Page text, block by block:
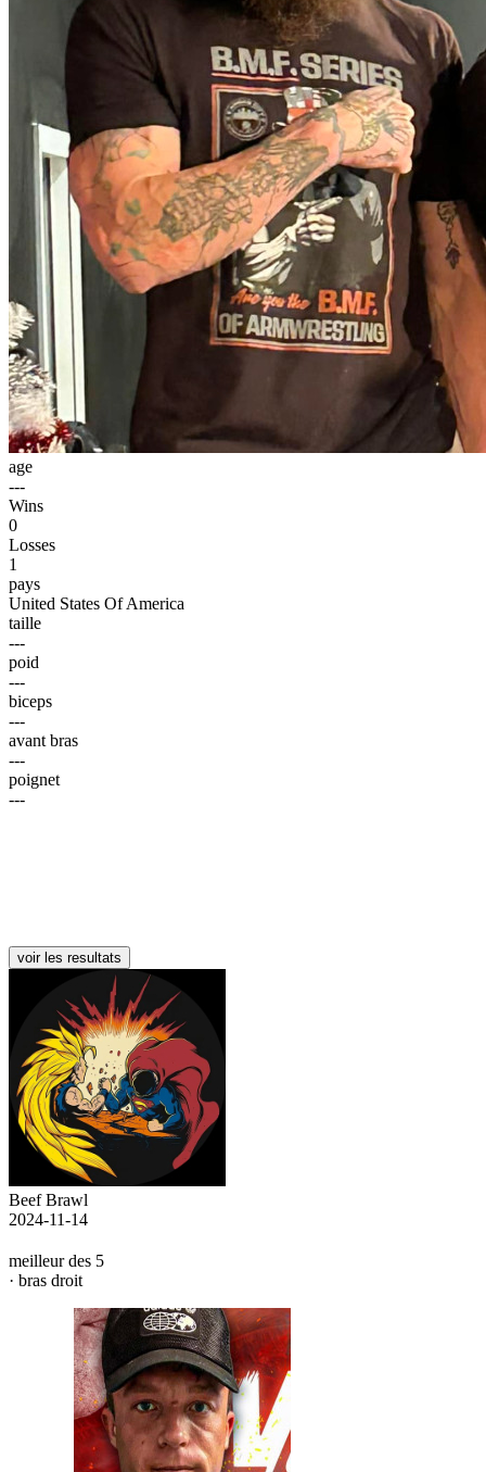
age
---
Wins
0
Losses
1
pays
United States Of America
taille
---
poid
---
biceps
---
avant bras
---
poignet
---
voir les resultats
Beef Brawl
2024-11-14
meilleur des 5
· bras droit